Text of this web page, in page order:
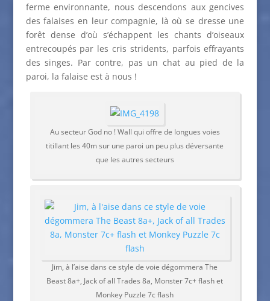
ferme environnante, nous descendons aux gencives
des falaises en leur compagnie, là où se dresse une
forêt dense d’où s’échappent les chants d’oiseaux
entrecoupés par les cris stridents, parfois effrayants
des singes. Par contre, pas un chat au pied de la
paroi, la falaise est à nous !
Au secteur God no ! Wall qui offre de longues voies
titillant les 40m sur une paroi un peu plus déversante
que les autres secteurs
Jim, à l’aise dans ce style de voie dégommera The
Beast 8a+, Jack of all Trades 8a, Monster 7c+ flash et
Monkey Puzzle 7c flash